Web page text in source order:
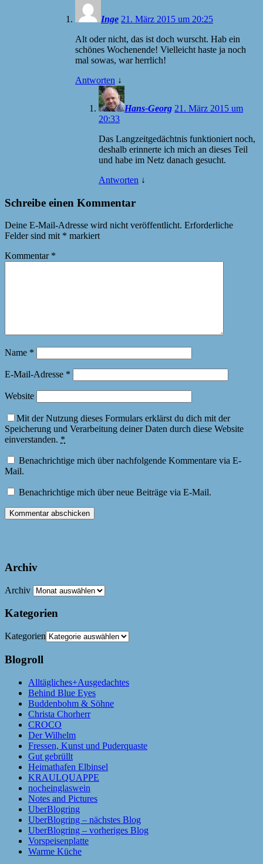
Inge 21. März 2015 um 20:25
Alt oder nicht, das ist doch wurscht. Hab ein
schönes Wochenende! Vielleicht haste ja noch
mal sowas, war herrlich!
Antworten ↓
Hans-Georg 21. März 2015 um
20:33
Das Langzeitgedächtnis funktioniert noch,
deshalb erinnerte ich mich an dieses Teil
und habe im Netz danach gesucht.
Antworten ↓
Schreibe einen Kommentar
Deine E-Mail-Adresse wird nicht veröffentlicht. Erforderliche
Felder sind mit * markiert
Kommentar *
Name *
E-Mail-Adresse *
Website
Mit der Nutzung dieses Formulars erklärst du dich mit der
Speicherung und Verarbeitung deiner Daten durch diese Website
einverstanden. *
Benachrichtige mich über nachfolgende Kommentare via E-
Mail.
Benachrichtige mich über neue Beiträge via E-Mail.
Archiv
Archiv
Kategorien
Kategorien
Blogroll
Alltägliches+Ausgedachtes
Behind Blue Eyes
Buddenbohm & Söhne
Christa Chorherr
CROCO
Der Wilhelm
Fressen, Kunst und Puderquaste
Gut gebrüllt
Heimathafen Elbinsel
KRAULQUAPPE
nocheinglaswein
Notes and Pictures
UberBlogring
UberBlogring – nächstes Blog
UberBlogring – vorheriges Blog
Vorspeisenplatte
Warme Küche